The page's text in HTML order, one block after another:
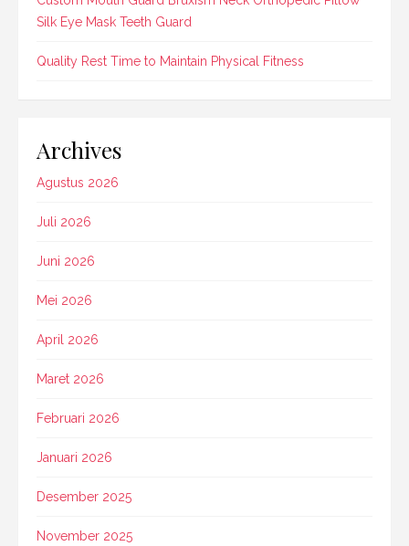
Silk Eye Mask Teeth Guard
Quality Rest Time to Maintain Physical Fitness
Archives
Agustus 2026
Juli 2026
Juni 2026
Mei 2026
April 2026
Maret 2026
Februari 2026
Januari 2026
Desember 2025
November 2025